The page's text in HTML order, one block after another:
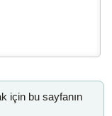
için bu sayfanın